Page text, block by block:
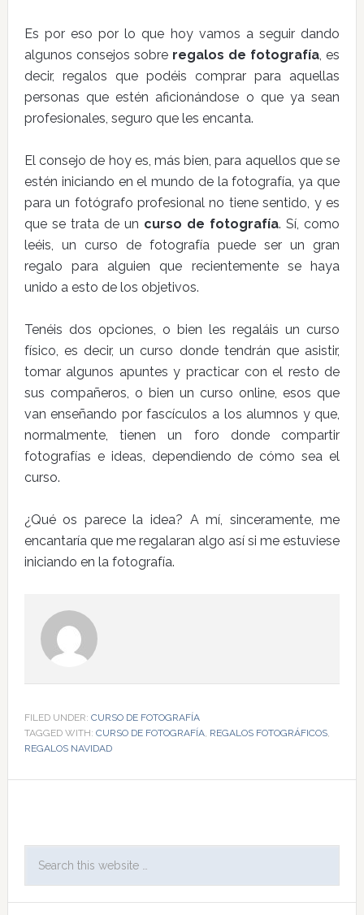
Es por eso por lo que hoy vamos a seguir dando
algunos consejos sobre regalos de fotografía, es
decir, regalos que podéis comprar para aquellas
personas que estén aficionándose o que ya sean
profesionales, seguro que les encanta.
El consejo de hoy es, más bien, para aquellos que se
estén iniciando en el mundo de la fotografía, ya que
para un fotógrafo profesional no tiene sentido, y es
que se trata de un curso de fotografía. Sí, como
leéis, un curso de fotografía puede ser un gran
regalo para alguien que recientemente se haya
unido a esto de los objetivos.
Tenéis dos opciones, o bien les regaláis un curso
físico, es decir, un curso donde tendrán que asistir,
tomar algunos apuntes y practicar con el resto de
sus compañeros, o bien un curso online, esos que
van enseñando por fascículos a los alumnos y que,
normalmente, tienen un foro donde compartir
fotografías e ideas, dependiendo de cómo sea el
curso.
¿Qué os parece la idea? A mí, sinceramente, me
encantaría que me regalaran algo así si me estuviese
iniciando en la fotografía.
FILED UNDER: CURSO DE FOTOGRAFÍA
TAGGED WITH: CURSO DE FOTOGRAFÍA, REGALOS FOTOGRÁFICOS,
REGALOS NAVIDAD